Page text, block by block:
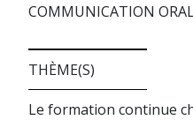
COMMUNICATION
THÈME(S)
Le formation continue